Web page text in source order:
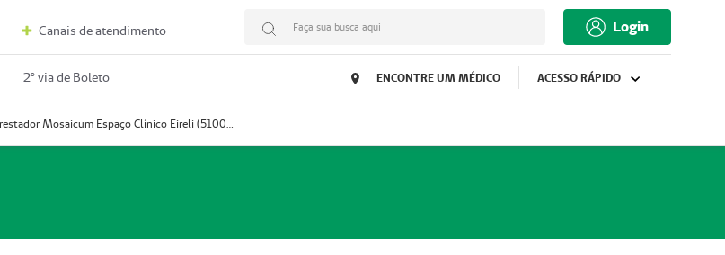
Canais de atendimento Faça sua busca aqui Login
2º via de Boleto ENCONTRE UM MÉDICO ACESSO RÁPIDO
Prestador Mosaicum Espaço Clínico Eireli (51004355-5)